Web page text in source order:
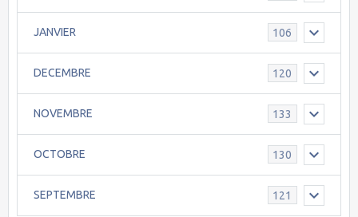
JANVIER 106
DECEMBRE 120
NOVEMBRE 133
OCTOBRE 130
SEPTEMBRE 121